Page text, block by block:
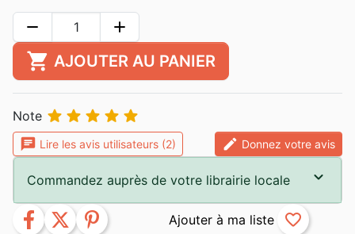
remove add
shopping_cart AJOUTER AU PANIER
Note     
chat Lire les avis utilisateurs (2) edit Donnez votre avis
Commandez auprès de votre librairie locale
facebook twitter pinterest favorite_border